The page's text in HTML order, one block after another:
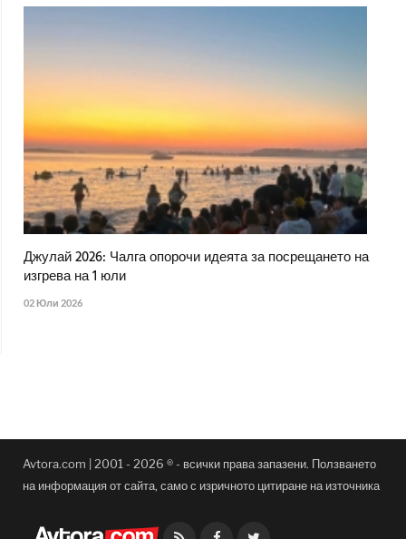
Джулай 2026: Чалга опорочи идеята за посрещането на
изгрева на 1 юли
02 Юли 2026
Avtora.com | 2001 - 2026 ® - всички права запазени. Ползването
на информация от сайта, само с изричното цитиране на източника